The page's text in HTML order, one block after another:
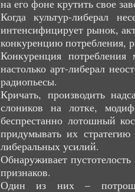
на его фоне крутить свое
Когда культур-либерал
интенсифицирует рынок,
конкуренцию потребления,
Конкуренция
настолько арт-либерал
радиопьесы.
Кричать, производить
слоников на лотке,
беспрестанно лотошный
придумывать их
либеральных усилий.
Обнаруживает
признаков.
Один из них –